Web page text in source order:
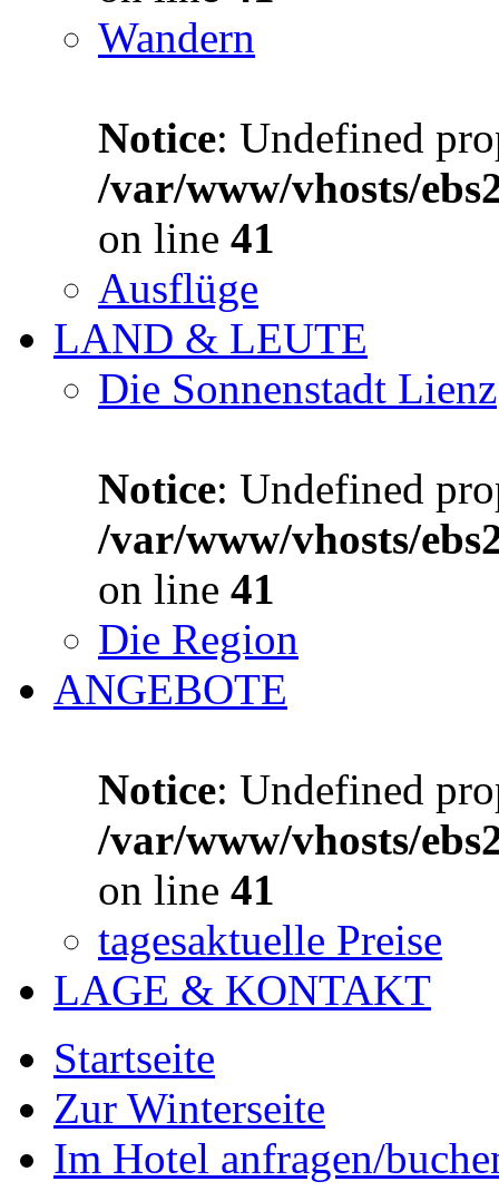
Wandern
Notice: Undefined
/var/www/vhosts/
on line 41
Ausflüge
LAND & LEUTE
Die Sonnenstadt Lienz
Notice: Undefined
/var/www/vhosts/
on line 41
Die Region
ANGEBOTE
Notice: Undefined
/var/www/vhosts/
on line 41
tagesaktuelle Preise
LAGE & KONTAKT
Startseite
Zur Winterseite
Im Hotel anfragen/